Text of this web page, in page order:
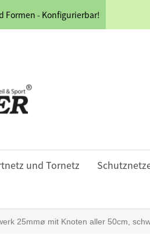
Formen - Konfigurierbar!
und Tornetz
25mmø mit Knoten aller 50cm,